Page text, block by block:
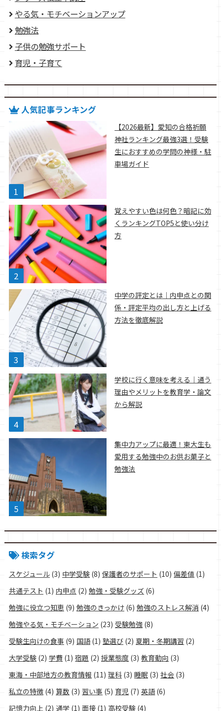
やる気・モチベーションアップ
勉強法
子供の勉強サポート
育児・子育て
人気記事ランキング
【2026最新】愛知の合格祈願
神社ランキング最強3選！受験
生におすすめの学問の神様・駐
車場ガイド
覚えやすい色は何色？暗記に効
くランキングTOP5と使い分け
方
中学の評定とは｜内申点との関
係・評定平均の出し方と上げる
方法を徹底解説
学校に行く意味を考える｜通う
理由やメリットを教育学・論文
から解説
集中力アップに最適！東大生も
愛用する勉強中のお供お菓子と
勉強法
検索タグ
スケジュール(3) 中学受験 (8) 保護者のサポート (10) 偏差値 (1)
共通テスト (1) 内申点 (2) 勉強・受験グッズ (6)
勉強に役立つ知恵 (9) 勉強のきっかけ (6) 勉強のストレス解消 (4)
勉強やる気・モチベーション (23) 受験勉強 (8)
受験生向けの食事 (9) 国語(1) 塾選び (2) 夏期・冬期講習 (2)
大学受験(2) 学費 (1) 宿題 (2) 授業態度 (3) 教育動向 (3)
東海・中部地方の教育情報 (11) 理科 (3) 睡眠 (3) 社会 (3)
私立の特徴(4) 算数 (3) 習い事 (5) 育児 (7) 英語(6)
記憶力向上(2) 通学 (1) 面接 (1) 高校受験 (4)